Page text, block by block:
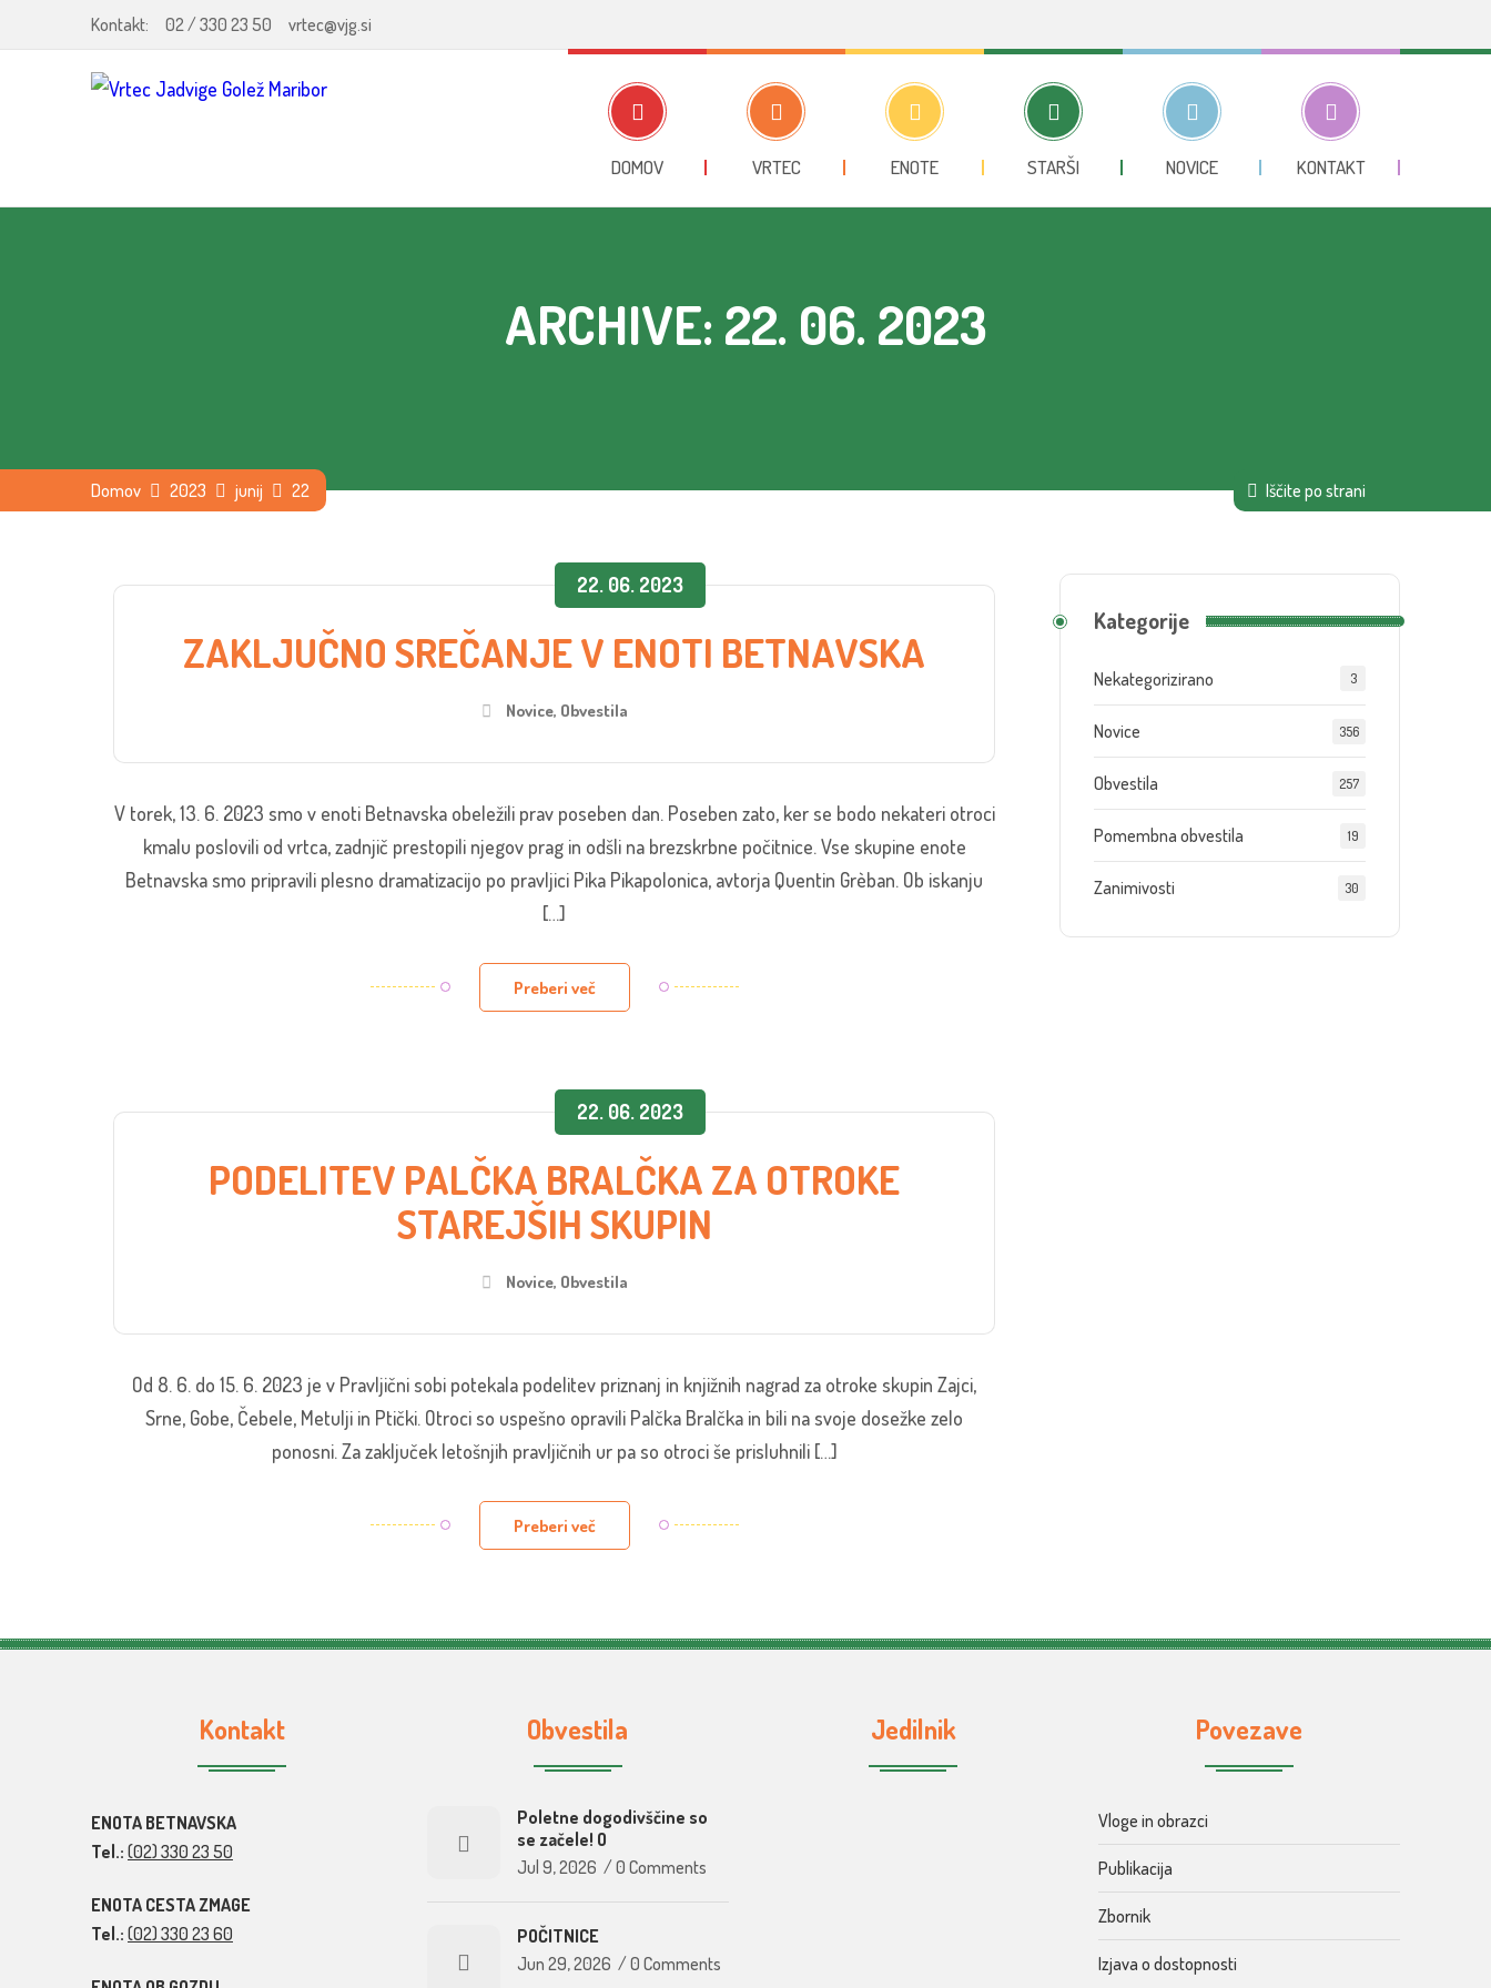
Kontakt: 02 / 330 23 50 vrtec@vjg.si
DOMOV VRTEC ENOTE STARŠI NOVICE KONTAKT
ARCHIVE: 22. 06. 2023
Domov 2023 junij 22
22. 06. 2023
ZAKLJUČNO SREČANJE V ENOTI BETNAVSKA
Novice, Obvestila
V torek, 13. 6. 2023 smo v enoti Betnavska obeležili prav poseben dan. Poseben zato, ker se bodo nekateri otroci
kmalu poslovili od vrtca, zadnjič prestopili njegov prag in odšli na brezskrbne počitnice. Vse skupine enote
Betnavska smo pripravili plesno dramatizacijo po pravljici Pika Pikapolonica, avtorja Quentin Grèban. Ob iskanju
[…]
Preberi več
22. 06. 2023
PODELITEV PALČKA BRALČKA ZA OTROKE
STAREJŠIH SKUPIN
Novice, Obvestila
Od 8. 6. do 15. 6. 2023 je v Pravljični sobi potekala podelitev priznanj in knjižnih nagrad za otroke skupin Zajci,
Srne, Gobe, Čebele, Metulji in Ptički. Otroci so uspešno opravili Palčka Bralčka in bili na svoje dosežke zelo
ponosni. Za zaključek letošnjih pravljičnih ur pa so otroci še prisluhnili […]
Preberi več
Kategorije
Nekategorizirano 3
Novice 356
Obvestila 257
Pomembna obvestila 19
Zanimivosti 30
Kontakt
ENOTA BETNAVSKA
Tel.: (02) 330 23 50
ENOTA CESTA ZMAGE
Tel.: (02) 330 23 60
Obvestila
Poletne dogodivščine so
se začele! O
Jul 9, 2026 /0 Comments
POČITNICE
Jun 29, 2026 /0 Comments
Jedilnik Povezave
Vloge in obrazci
Publikacija
Zbornik
Izjava o dostopnosti